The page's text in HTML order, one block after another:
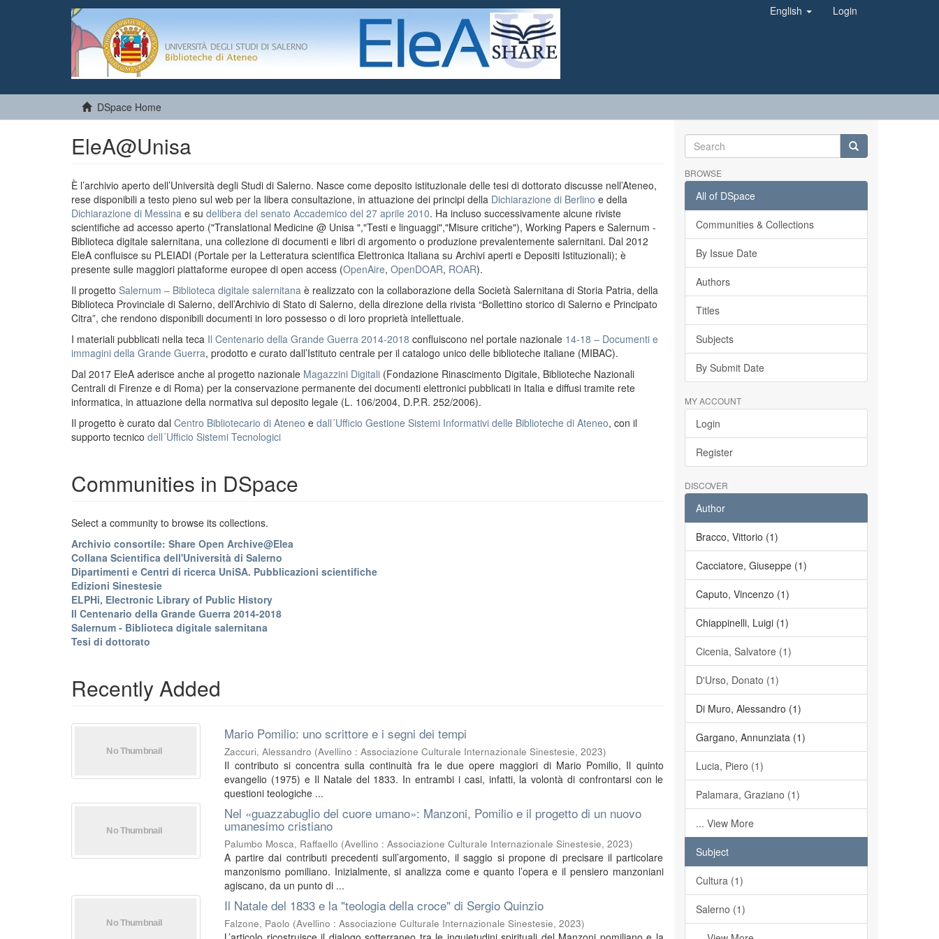
English Login
DSpace Home
EleA@Unisa
È l’archivio aperto dell’Università degli Studi di Salerno. Nasce come deposito istituzionale delle tesi di dottorato discusse nell’Ateneo,
rese disponibili a testo pieno sul web per la libera consultazione, in attuazione dei principi della Dichiarazione di Berlino e della
Dichiarazione di Messina e su delibera del senato Accademico del 27 aprile 2010. Ha incluso successivamente alcune riviste
scientifiche ad accesso aperto ("Translational Medicine @ Unisa ","Testi e linguaggi","Misure critiche"), Working Papers e Salernum -
Biblioteca digitale salernitana, una collezione di documenti e libri di argomento o produzione prevalentemente salernitani. Dal 2012
EleA confluisce su PLEIADI (Portale per la Letteratura scientifica Elettronica Italiana su Archivi aperti e Depositi Istituzionali); è
presente sulle maggiori piattaforme europee di open access (OpenAire, OpenDOAR, ROAR).
Il progetto Salernum – Biblioteca digitale salernitana è realizzato con la collaborazione della Società Salernitana di Storia Patria, della
Biblioteca Provinciale di Salerno, dell’Archivio di Stato di Salerno, della direzione della rivista “Bollettino storico di Salerno e Principato
Citra”, che rendono disponibili documenti in loro possesso o di loro proprietà intellettuale.
I materiali pubblicati nella teca Il Centenario della Grande Guerra 2014-2018 confluiscono nel portale nazionale 14-18 – Documenti e
immagini della Grande Guerra, prodotto e curato dall’Istituto centrale per il catalogo unico delle biblioteche italiane (MIBAC).
Dal 2017 EleA aderisce anche al progetto nazionale Magazzini Digitali (Fondazione Rinascimento Digitale, Biblioteche Nazionali
Centrali di Firenze e di Roma) per la conservazione permanente dei documenti elettronici pubblicati in Italia e diffusi tramite rete
informatica, in attuazione della normativa sul deposito legale (L. 106/2004, D.P.R. 252/2006).
Il progetto è curato dal Centro Bibliotecario di Ateneo e dall´Ufficio Gestione Sistemi Informativi delle Biblioteche di Ateneo, con il
supporto tecnico dell´Ufficio Sistemi Tecnologici
Communities in DSpace
Select a community to browse its collections.
Archivio consortile: Share Open Archive@Elea
Collana Scientifica dell'Università di Salerno
Dipartimenti e Centri di ricerca UniSA. Pubblicazioni scientifiche
Edizioni Sinestesie
ELPHi, Electronic Library of Public History
Il Centenario della Grande Guerra 2014-2018
Salernum - Biblioteca digitale salernitana
Tesi di dottorato
Recently Added
Mario Pomilio: uno scrittore e i segni dei tempi
Zaccuri, Alessandro (Avellino : Associazione Culturale Internazionale Sinestesie,2023)
Il contributo si concentra sulla continuità fra le due opere maggiori di Mario Pomilio, Il quinto
evangelio (1975) e Il Natale del 1833. In entrambi i casi, infatti, la volontà di confrontarsi con le
questioni teologiche ...
Nel «guazzabuglio del cuore umano»: Manzoni, Pomilio e il progetto di un nuovo
umanesimo cristiano
Palumbo Mosca, Raffaello (Avellino : Associazione Culturale Internazionale Sinestesie,2023)
A partire dai contributi precedenti sull’argomento, il saggio si propone di precisare il particolare
manzonismo pomiliano. Inizialmente, si analizza come e quanto l’opera e il pensiero manzoniani
agiscano, da un punto di ...
Il Natale del 1833 e la "teologia della croce" di Sergio Quinzio
Falzone, Paolo (Avellino : Associazione Culturale Internazionale Sinestesie,2023)
BROWSE
All of DSpace
Communities & Collections
By Issue Date
Authors
Titles
Subjects
By Submit Date
MY ACCOUNT
Login
Register
DISCOVER
Author
Bracco, Vittorio (1)
Cacciatore, Giuseppe (1)
Caputo, Vincenzo (1)
Chiappinelli, Luigi (1)
Cicenia, Salvatore (1)
D'Urso, Donato (1)
Di Muro, Alessandro (1)
Gargano, Annunziata (1)
Lucia, Piero (1)
Palamara, Graziano (1)
... View More
Subject
Cultura (1)
Salerno (1)